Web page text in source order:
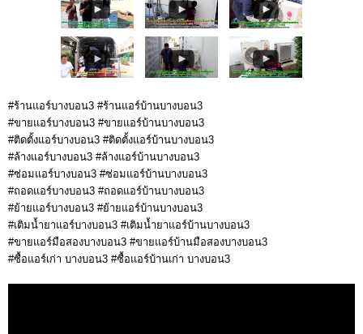
#ร้านแอร์บางบอน3 #ร้านแอร์บ้านบางบอน3
#ขายแอร์บางบอน3 #ขายแอร์บ้านบางบอน3
#ติดตั้งแอร์บางบอน3 #ติดตั้งแอร์บ้านบางบอน3
#ล้างแอร์บางบอน3 #ล้างแอร์บ้านบางบอน3
#ซ่อมแอร์บางบอน3 #ซ่อมแอร์บ้านบางบอน3
#ถอดแอร์บางบอน3 #ถอดแอร์บ้านบางบอน3
#ย้ายแอร์บางบอน3 #ย้ายแอร์บ้านบางบอน3
#เติมน้ำยาแอร์บางบอน3 #เติมน้ำยาแอร์บ้านบางบอน3
#ขายแอร์มือสองบางบอน3 #ขายแอร์บ้านมือสองบางบอน3
#ซื้อแอร์เก่า บางบอน3 #ซื้อแอร์บ้านเก่า บางบอน3